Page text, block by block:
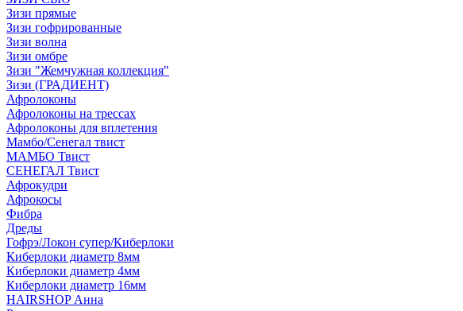
Зизи прямые
Зизи гофрированные
Зизи волна
Зизи омбре
Зизи "Жемчужная коллекция"
Зизи (ГРАДИЕНТ)
Афролоконы
Афролоконы на трессах
Афролоконы для вплетения
Мамбо/Сенегал твист
МАМБО Твист
СЕНЕГАЛ Твист
Афрокудри
Афрокосы
Фибра
Дреды
Гофрэ/Локон супер/Киберлоки
Киберлоки диаметр 8мм
Киберлоки диаметр 4мм
Киберлоки диаметр 16мм
HAIRSHOP Анна